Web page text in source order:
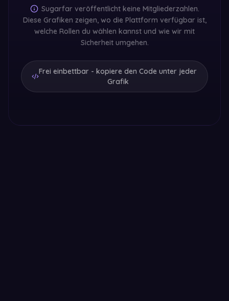
Sugarfar veröffentlicht keine Mitgliederzahlen.
Diese Grafiken zeigen, wo die Plattform verfügbar ist,
welche Rollen du wählen kannst und wie wir mit
Sicherheit umgehen.
Frei einbettbar - kopiere den Code unter jeder
Grafik